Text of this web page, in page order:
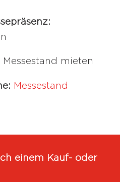
Messestand mieten
Messestand
einem Kauf- oder